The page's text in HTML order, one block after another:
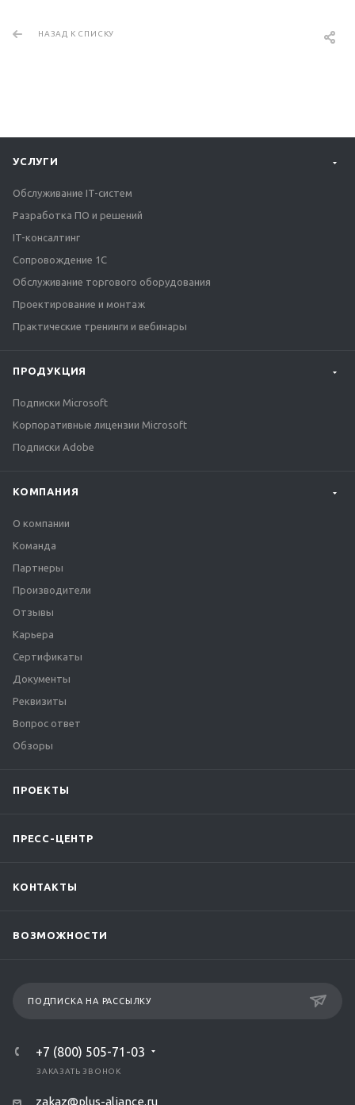
НАЗАД К СПИСКУ
УСЛУГИ
Обслуживание IT-систем
Разработка ПО и решений
IT-консалтинг
Сопровождение 1С
Обслуживание торгового оборудования
Проектирование и монтаж
Практические тренинги и вебинары
ПРОДУКЦИЯ
Подписки Microsoft
Корпоративные лицензии Microsoft
Подписки Adobe
КОМПАНИЯ
О компании
Команда
Партнеры
Производители
Отзывы
Карьера
Сертификаты
Документы
Реквизиты
Вопрос ответ
Обзоры
ПРОЕКТЫ
ПРЕСС-ЦЕНТР
КОНТАКТЫ
ВОЗМОЖНОСТИ
ПОДПИСКА НА РАССЫЛКУ
+7 (800) 505-71-03
ЗАКАЗАТЬ ЗВОНОК
zakaz@plus-aliance.ru